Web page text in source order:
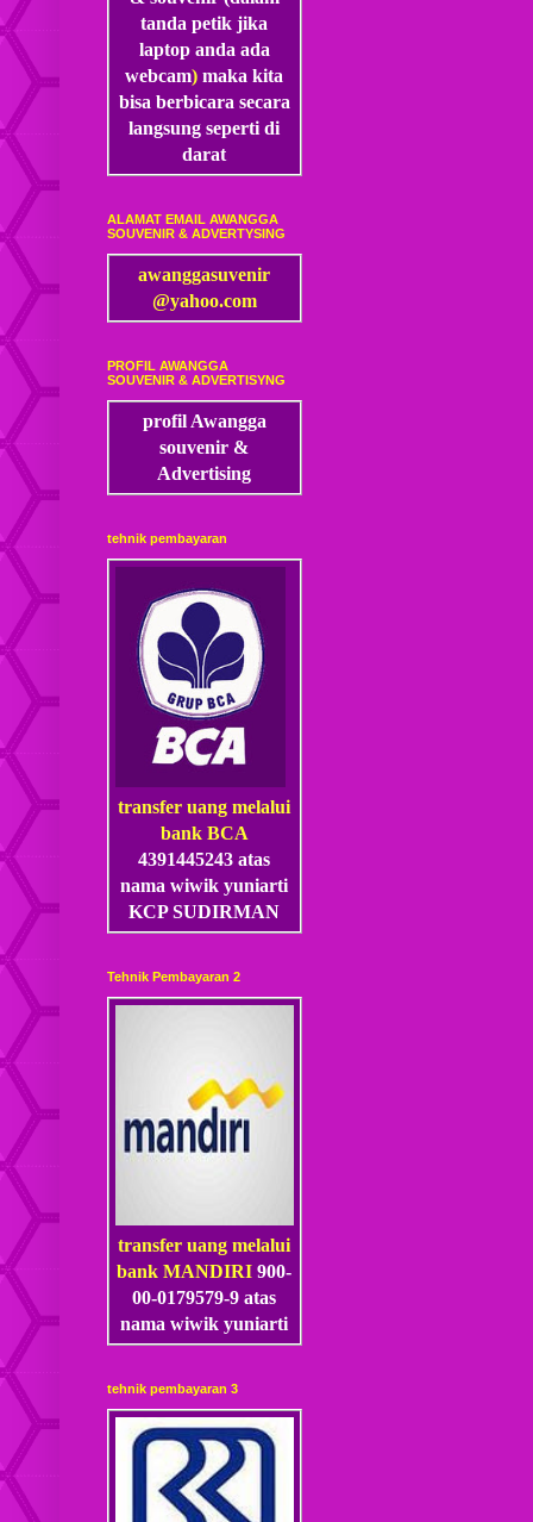
tanda petik jika
laptop anda ada
webcam)maka kita
bisa berbicara secara
langsung seperti di
darat
ALAMAT EMAIL AWANGGA
SOUVENIR & ADVERTYSING
awanggasuvenir
@yahoo.com
PROFIL AWANGGA
SOUVENIR & ADVERTISYNG
profil Awangga
souvenir &
Advertising
tehnik pembayaran
transfer uang melalui
bank BCA
4391445243 atas
nama wiwik yuniarti
KCP SUDIRMAN
Tehnik Pembayaran 2
transfer uang melalui
bank MANDIRI900-
00-0179579-9 atas
nama wiwik yuniarti
tehnik pembayaran 3